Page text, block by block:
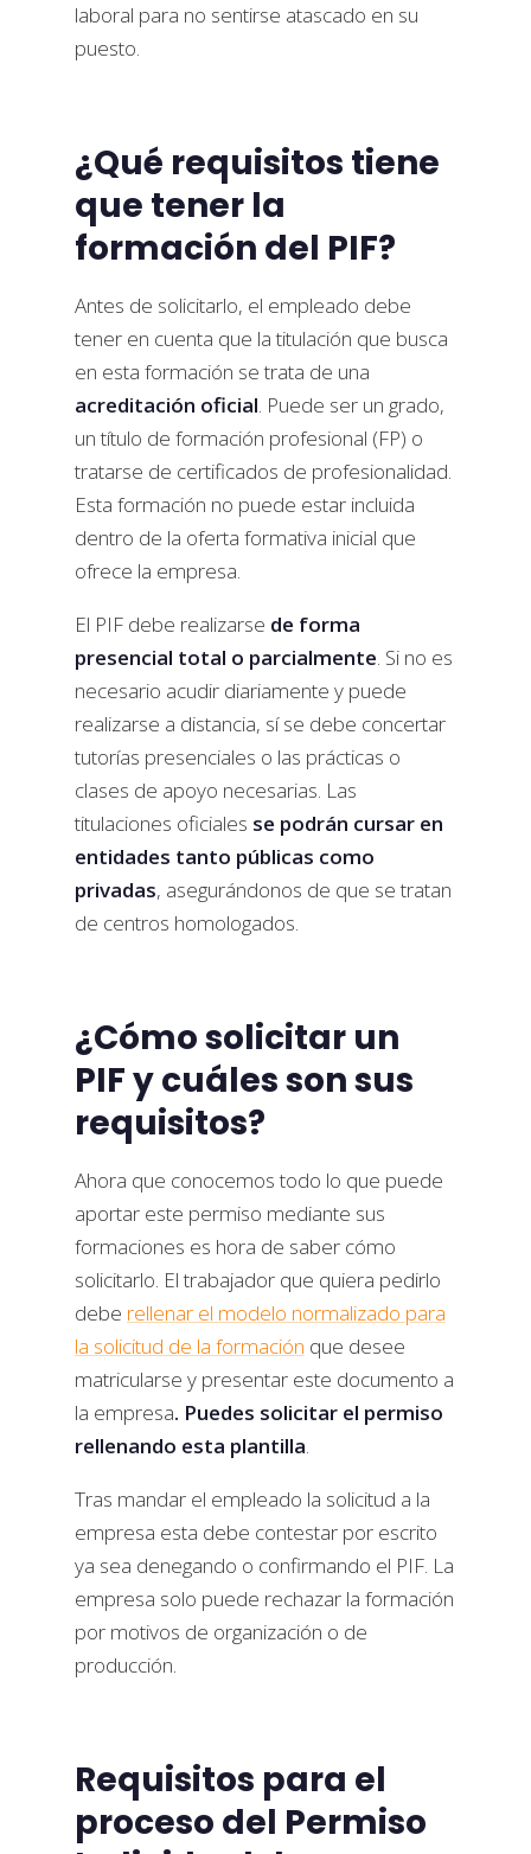
laboral para no sentirse atascado en su
puesto.
¿Qué requisitos tiene
que tener la
formación del PIF?
Antes de solicitarlo, el empleado debe
tener en cuenta que la titulación que busca
en esta formación se trata de una
acreditación oficial. Puede ser un grado,
un título de formación profesional (FP) o
tratarse de certificados de profesionalidad.
Esta formación no puede estar incluida
dentro de la oferta formativa inicial que
ofrece la empresa.
El PIF debe realizarse de forma
presencial total o parcialmente. Si no es
necesario acudir diariamente y puede
realizarse a distancia, sí se debe concertar
tutorías presenciales o las prácticas o
clases de apoyo necesarias. Las
titulaciones oficiales se podrán cursar en
entidades tanto públicas como
privadas, asegurándonos de que se tratan
de centros homologados.
¿Cómo solicitar un
PIF y cuáles son sus
requisitos?
Ahora que conocemos todo lo que puede
aportar este permiso mediante sus
formaciones es hora de saber cómo
solicitarlo. El trabajador que quiera pedirlo
debe rellenar el modelo normalizado para
la solicitud de la formación que desee
matricularse y presentar este documento a
la empresa. Puedes solicitar el permiso
rellenando esta plantilla.
Tras mandar el empleado la solicitud a la
empresa esta debe contestar por escrito
ya sea denegando o confirmando el PIF. La
empresa solo puede rechazar la formación
por motivos de organización o de
producción.
Requisitos para el
proceso del Permiso